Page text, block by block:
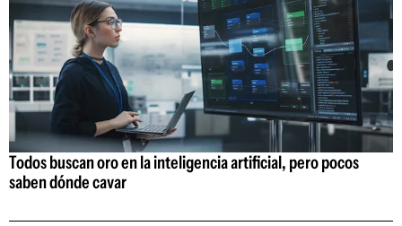
Todos buscan oro en la inteligencia artificial, pero pocos
saben dónde cavar